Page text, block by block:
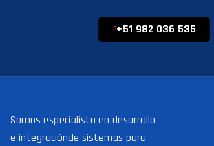
+51 982 036 535
Somos especialista en desarrollo
e integraciónde sistemas para